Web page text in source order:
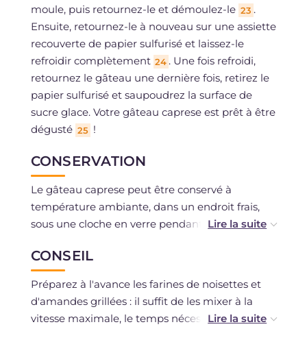
moule, puis retournez-le et démoulez-le 23 .
Ensuite, retournez-le à nouveau sur une assiette
recouverte de papier sulfurisé et laissez-le
refroidir complètement 24 . Une fois refroidi,
retournez le gâteau une dernière fois, retirez le
papier sulfurisé et saupoudrez la surface de
sucre glace. Votre gâteau caprese est prêt à être
dégusté 25 !
CONSERVATION
Le gâteau caprese peut être conservé à
température ambiante, dans un endroit frais,
sous une cloche en verre pendant 3-4 jours.
préférence sans le sucre glace ; pour vous
faciliter la tâche, vous pouvez déjà le couper en
portions.
CONSEIL
Préparez à l'avance les farines de noisettes et
d'amandes grillées : il suffit de les mixer à la
vitesse maximale, le temps nécessaire pour les